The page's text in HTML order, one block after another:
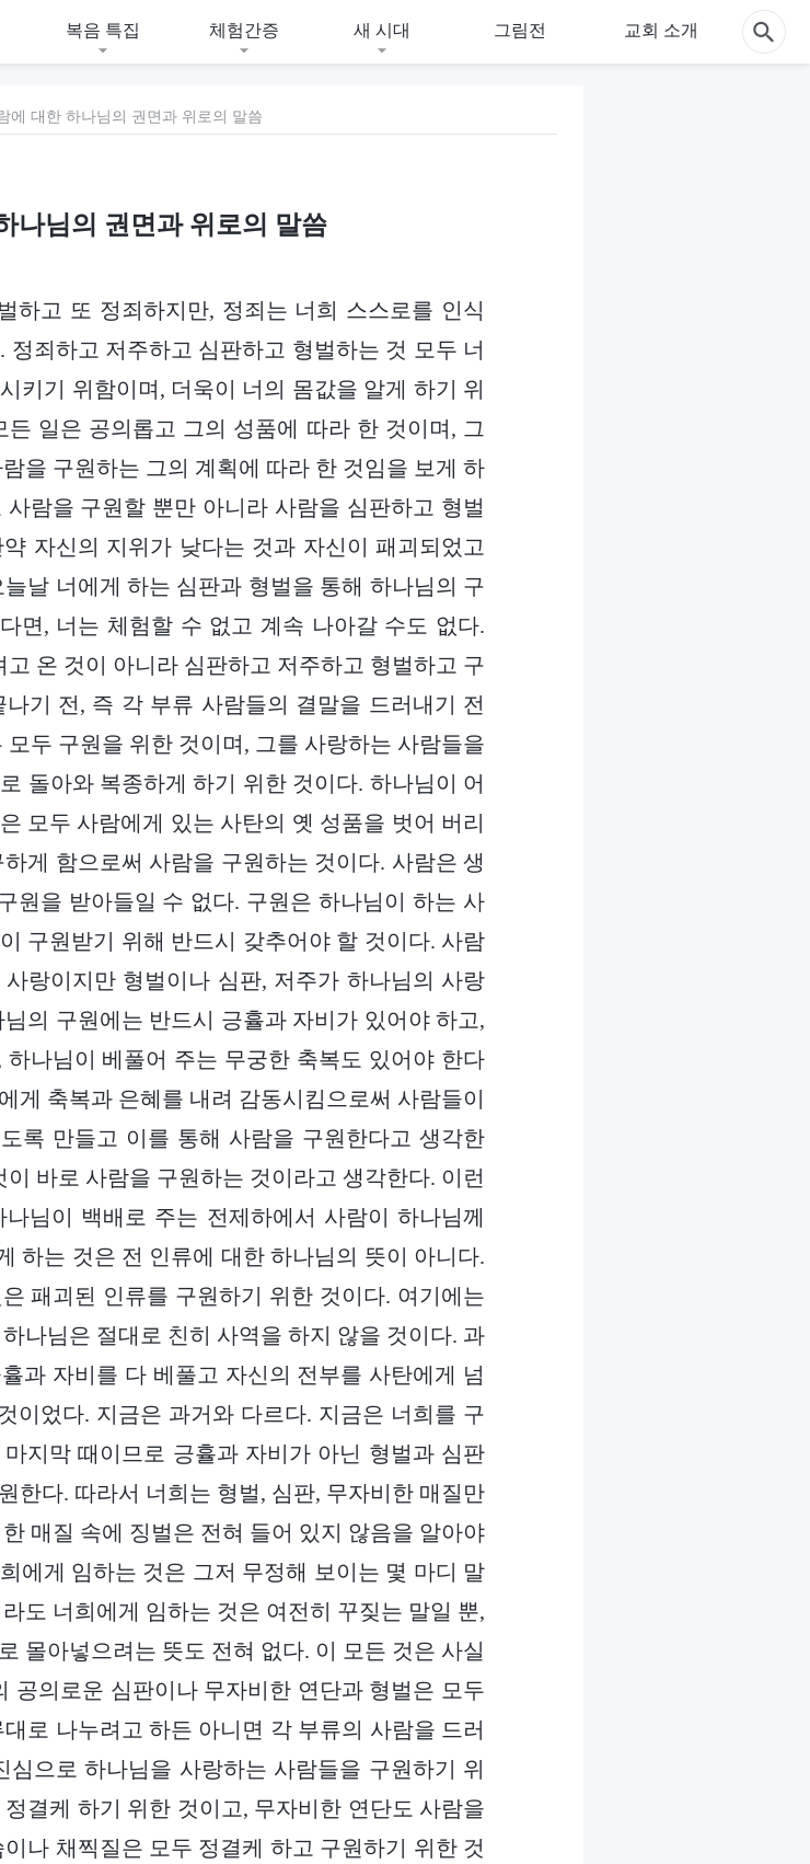
복음 특집 체험간증 새 시대 그림전 교회 소개
에 대한 하나님의 권면과 위로의 말씀
나님의 권면과 위로의 말씀
하고 또 정죄하지만, 정죄는 너희 스스로를 인식
죄하고 저주하고 심판하고 형벌하는 것 모두 너
키기 위함이며, 더욱이 너의 몸값을 알게 하기 위
일은 공의롭고 그의 성품에 따라 한 것이며, 그
을 구원하는 그의 계획에 따라 한 것임을 보게 하
람을 구원할 뿐만 아니라 사람을 심판하고 형벌
자신의 지위가 낮다는 것과 자신이 패괴되었고
날 너에게 하는 심판과 형벌을 통해 하나님의 구
면, 너는 체험할 수 없고 계속 나아갈 수도 없다.
온 것이 아니라 심판하고 저주하고 형벌하고 구
기 전, 즉 각 부류 사람들의 결말을 드러내기 전
두 구원을 위한 것이며, 그를 사랑하는 사람들을
돌아와 복종하게 하기 위한 것이다. 하나님이 어
모두 사람에게 있는 사탄의 옛 성품을 벗어 버리
게 함으로써 사람을 구원하는 것이다. 사람은 생
원을 받아들일 수 없다. 구원은 하나님이 하는 사
구원받기 위해 반드시 갖추어야 할 것이다. 사람
랑이지만 형벌이나 심판, 저주가 하나님의 사랑
의 구원에는 반드시 긍휼과 자비가 있어야 하고,
나님이 베풀어 주는 무궁한 축복도 있어야 한다
게 축복과 은혜를 내려 감동시킴으로써 사람들이
록 만들고 이를 통해 사람을 구원한다고 생각한
바로 사람을 구원하는 것이라고 생각한다. 이런
님이 백배로 주는 전제하에서 사람이 하나님께
하는 것은 전 인류에 대한 하나님의 뜻이 아니다.
패괴된 인류를 구원하기 위한 것이다. 여기에는
나님은 절대로 친히 사역을 하지 않을 것이다. 과
과 자비를 다 베풀고 자신의 전부를 사탄에게 넘
이었다. 지금은 과거와 다르다. 지금은 너희를 구
지막 때이므로 긍휼과 자비가 아닌 형벌과 심판
한다. 따라서 너희는 형벌, 심판, 무자비한 매질만
매질 속에 징벌은 전혀 들어 있지 않음을 알아야
에게 임하는 것은 그저 무정해 보이는 몇 마디 말
도 너희에게 임하는 것은 여전히 꾸짖는 말일 뿐,
몰아넣으려는 뜻도 전혀 없다. 이 모든 것은 사실
공의로운 심판이나 무자비한 연단과 형벌은 모두
로 나누려고 하든 아니면 각 부류의 사람을 드러
으로 하나님을 사랑하는 사람들을 구원하기 위
결케 하기 위한 것이고, 무자비한 연단도 사람을
나 채찍질은 모두 정결케 하고 구원하기 위한 것